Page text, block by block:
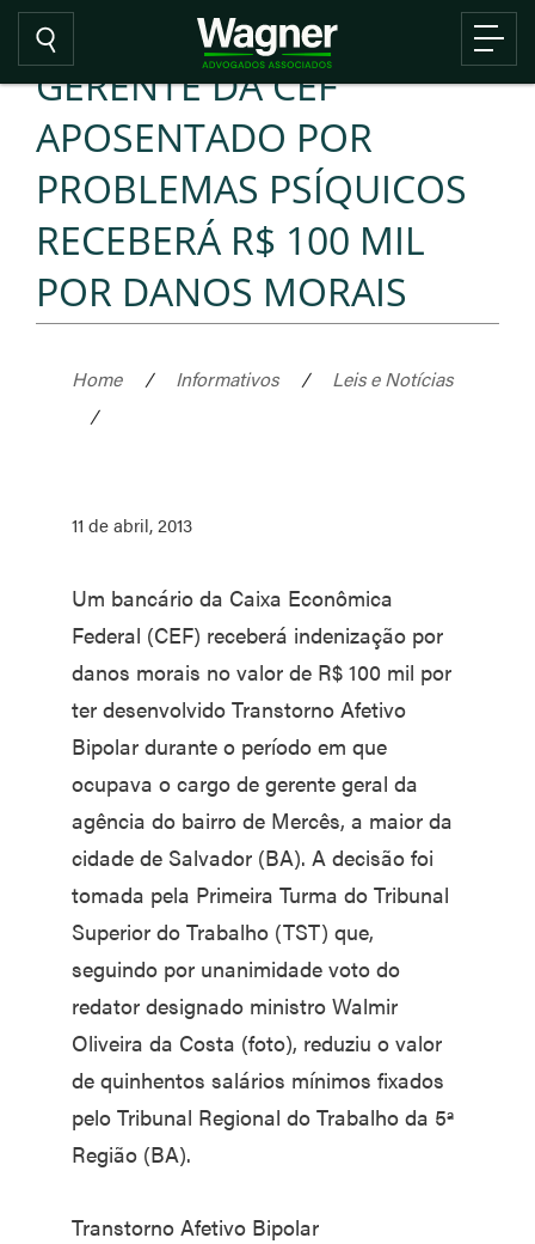
GERENTE DA CEF
APOSENTADO POR
PROBLEMAS PSÍQUICOS
RECEBERÁ R$ 100 MIL
POR DANOS MORAIS
Home / Informativos /
Leis e Notícias
/
11 de abril, 2013
Um bancário da Caixa Econômica
Federal (CEF) receberá indenização por
danos morais no valor de R$ 100 mil por
ter desenvolvido Transtorno Afetivo
Bipolar durante o período em que
ocupava o cargo de gerente geral da
agência do bairro de Mercês, a maior da
cidade de Salvador (BA). A decisão foi
tomada pela Primeira Turma do Tribunal
Superior do Trabalho (TST) que,
seguindo por unanimidade voto do
redator designado ministro Walmir
Oliveira da Costa (foto), reduziu o valor
de quinhentos salários mínimos fixados
pelo Tribunal Regional do Trabalho da 5ª
Região (BA).
Transtorno Afetivo Bipolar